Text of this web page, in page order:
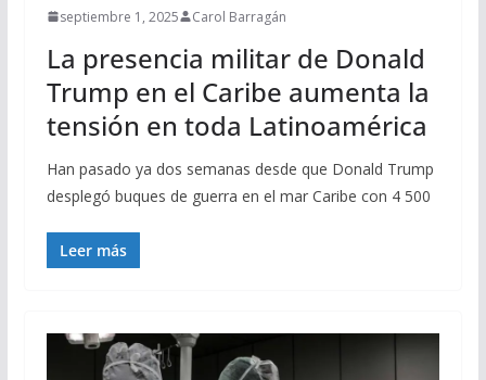
septiembre 1, 2025 Carol Barragán
La presencia militar de Donald
Trump en el Caribe aumenta la
tensión en toda Latinoamérica
Han pasado ya dos semanas desde que Donald Trump
desplegó buques de guerra en el mar Caribe con 4 500
Leer más